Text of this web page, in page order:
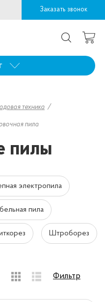
Заказать звонок
техника
пила
пилы
электропила
пила
Штроборез
Фильтр